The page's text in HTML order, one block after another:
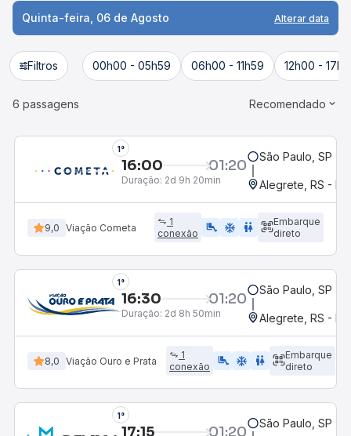
Quinta-feira, 06 de Agosto Alterar data
Filtros 00h00 - 05h59 06h00 - 11h59 12h00 -
6 passagens Recomendado
1°
16:00 01:20
Duração: 2d 9h 20min
São Paulo, SP -
Alegrete, RS -
9,0 Viação Cometa
1
conexão
airline_seat_legroom_extra ac_unit wc
Embarque
direto
1°
16:30 01:20
Duração: 2d 8h 50min
São Paulo, SP -
Alegrete, RS -
8,0 Viação Ouro e Prata
1
conexão
airline_seat_legroom_extra ac_unit WC
Embarque
direto
1°
17:15 01:20 São Paulo, SP -